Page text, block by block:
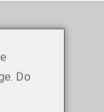
Do